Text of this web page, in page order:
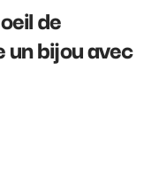
de
bijou avec